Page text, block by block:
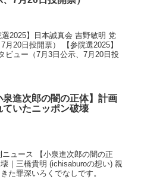
2025】日本誠真会 吉野敏明 党
20日投開票） 【参院選2025】
ビュー（7月3日公示、7月20日投
泉進次郎の闇の正体】計画
ていたニッポン破壊
ュース 【小泉進次郎の闇の正
｜三橋貴明 (ichisaburoの想い) 親
た罪深いろくでなしです。